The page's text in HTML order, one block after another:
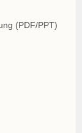
(PDF/PPT)